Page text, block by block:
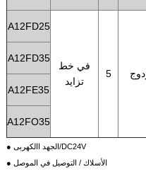
A12FD25
في خط
تزايد
5
A12FD35
A12FE35
A12FO35
● الجهد االكهربى/DC24V
● الأسلاك / التوصيل في الموصل